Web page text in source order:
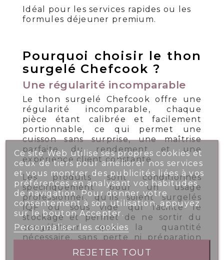
Idéal pour les services rapides ou les
formules déjeuner premium.
Pourquoi choisir le thon
surgelé Chefcook ?
Une régularité incomparable
Le thon surgelé Chefcook offre une
régularité incomparable, chaque
pièce étant calibrée et facilement
portionnable, ce qui permet une
cuisson sans surprise, une maîtrise
parfaite du rendement et une
expérience client constante.
Les produits sont conditionnés
spécifiquement pour un usage
professionnel, qu’ils soient surgelés
IQF ou sous vide qui facilite le
stockage et permet de ne sortir du
congélateur que la quantité
nécessaire, sans perte ni préparation
Ce site Web utilise ses propres cookies et
ceux de tiers pour améliorer nos services
et vous montrer des publicités liées à vos
préférences en analysant vos habitudes
de navigation. Pour donner votre
consentement à son utilisation, appuyez
sur le bouton Accepter.
Personnaliser les cookies
REJETER TOUT